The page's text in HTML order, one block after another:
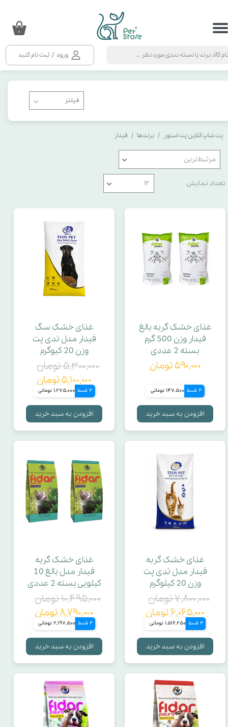
ورود / ثبت نام کنید
حساب کاربری من
سفارشات
۰
پت شاپ آنلاین پت استور برندها فیدار
مرتبط‌ترین
تعداد نمایش ۱۲
غذای خشک گربه بالغ
فیدار وزن 500 گرم
بسته 2 عددی
۵۹۰,۰۰۰ تومان
4 قسط 147,500 تومانی
افزودن به سبد خرید
غذای خشک سگ
فیدار مدل تدی پت
وزن 20 کیوگرم
۵,۳۰۰,۰۰۰ تومان
۵,۱۰۰,۰۰۰ تومان
4 قسط 1,275,000 تومانی
افزودن به سبد خرید
غذای خشک گربه
فیدار مدل تدی پت
وزن 20 کیلوگرم
۷,۸۰۰,۰۰۰ تومان
۶,۰۶۵,۰۰۰ تومان
4 قسط 1,516,250 تومانی
افزودن به سبد خرید
غذای خشک گربه
فیدار مدل بالغ 10
کیلویی بسته 2 عددی
۱۰,۴۹۵,۰۰۰ تومان
۸,۷۹۰,۰۰۰ تومان
4 قسط 2,197,500 تومانی
افزودن به سبد خرید